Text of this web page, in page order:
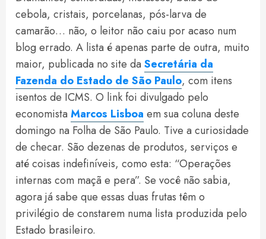
cebola, cristais, porcelanas, pós-larva de
camarão… não, o leitor não caiu por acaso num
blog errado. A lista é apenas parte de outra, muito
maior, publicada no site da Secretária da
Fazenda do Estado de São Paulo, com itens
isentos de ICMS. O link foi divulgado pelo
economista Marcos Lisboa em sua coluna deste
domingo na Folha de São Paulo. Tive a curiosidade
de checar. São dezenas de produtos, serviços e
até coisas indefiníveis, como esta: “Operações
internas com maçã e pera”. Se você não sabia,
agora já sabe que essas duas frutas têm o
privilégio de constarem numa lista produzida pelo
Estado brasileiro.